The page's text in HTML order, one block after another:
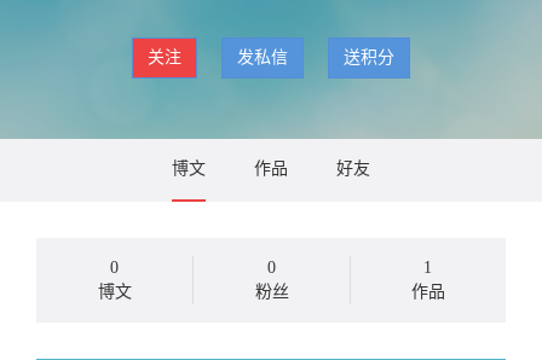
关注 发私信 送积分
博文 作品 好友
0
博文
0
粉丝
1
作品